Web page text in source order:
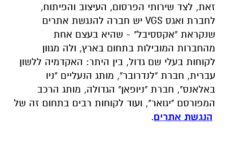
זאת, לצד שירותי הפרסום, העיצוב והפיתוח,
לחברת ואגס VGS יש חברה להנגשת אתרים
שנקראת "אקססיבל" - שהיא בעצם אחת
מהחברות המובילות בתחום בארץ, ולה מגוון
לקוחות בעלי שם גדול, בין היתר: האקדמיה ללשון
עברית, חברת "לנדרובר", מותג הנעליים "ניו
באלאנס", חברת "ניופאן" הגדולה, מותג הרכב
המפורסם "יגואר", ועוד לקוחות רבים בתחום זה של
הנגשת אתרים.